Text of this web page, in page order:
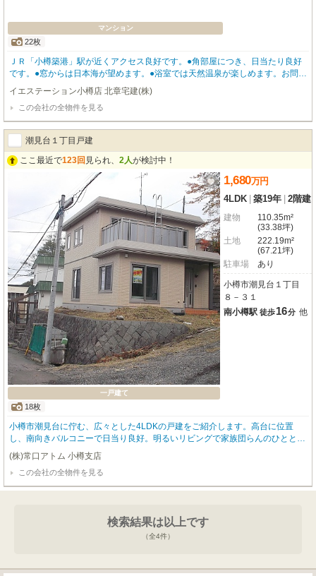
マンション
22枚
ＪＲ「小樽築港」駅が近くアクセス良好です。●角部屋につき、日当たり良好
です。●窓からは日本海が望めます。●浴室では天然温泉が楽しめます。お問合
せの際は【物件番号29755】とお伝えいただけるとスムーズにご対応できま
す。
イエステーション小樽店 北章宅建(株)
この会社の全物件を見る
潮見台１丁目戸建
ここ最近で123回 見られ、 2人が検討中！
一戸建て
18枚
1,680万円
4LDK 築19年 2階建
建物
110.35m²
(33.38坪)
土地
222.19m²
(67.21坪)
駐車場
あり
小樽市潮見台１丁目
８－３１
南小樽駅 徒歩16分 他
小樽市潮見台に佇む、広々とした4LDKの戸建をご紹介します。高台に位置
し、南向きバルコニーで日当り良好。明るいリビングで家族団らんのひととき
をお過ごしいただけます。13帖の広々LDKに加え、和室6帖、洋室が3部屋あ
るゆとりの間取り。ウォークインクローゼットやシューズボックスなど収納も
充実しています。システムキッチン、カウンターキッチンで料理も楽しく、追
い焚き機能付き浴室や温水洗浄トイレなど水回り設備も快適です。寒冷地仕様
と、子育て世代にも安心の環境。コンビニやドラッグストアも近く、生活利便
性も良好です。駐車場も1台分ございます。閑静な住宅街の角地で、セキスイ
お問い合わせお待ちしております！
(株)常口アトム 小樽支店
この会社の全物件を見る
検索結果は以上です
（全4件）